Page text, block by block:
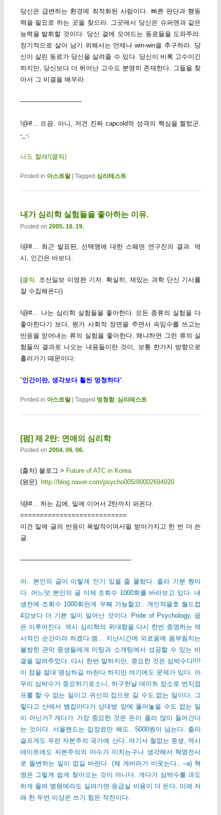
당신은 급변하는 환경에 최적화된 사람이다. 빠른 판단과 행동
력을 필요로 하는 곳을 찾으라. 그곳에서 당신은 슈퍼맨과 같은
능력을 발휘할 것이다. 당신 곁에 모여드는 동료들을 도와주라.
장기적으로 살아 남기 위해서는 언제나 win-win을 추구하라. 당
신이 살린 동료가 당신을 살려줄 수 있다. 당신이 비록 고수이긴
하지만, 당신보다 더 뛰어난 고수도 분명히 존재한다. 그들을 찾
아서 그 비결을 배우라.
—————————–
!@#… 뜨끔. 아니, 저건 진짜 capcold적 성격의 핵심을 찔렀군.
-_-;
나도 할래!(클릭)
Posted in 아스트랄 | Tagged 심리테스트
내가 심리학 실험들을 좋아하는 이유.
Posted on 2005. 10. 19.
!@#… 최근 발표된, 선택맹에 대한 스웨덴 연구진의 결과. 역
시, 인간은 바보다.
(클릭 . 조선일보 이영완 기자. 확실히, 재밌는 과학 단신 기사를
잘 수집해온다)
!@#… 나는 심리학 실험들을 좋아한다. 모든 종류의 실험을 다
좋아한다기 보다, 뭔가 사회적 장면을 주면서 속임수를 쓰고는
반응을 얻어내는 류의 실험을 좋아한다. 왜냐하면 그런 류의 실
험들의 결과로 나오는 내용들이란 것이, 보통 한가지 방향으로
흘러가기 때문이다:
“인간이란, 생각보다 훨씬 멍청하다“.
Posted in 아스트랄 Tagged 멍청함, 심리테스트
[펌] 제 2탄: 연애의 심리학
Posted on 2004. 06. 06.
(출처) 블로그 > Future of ATC in Korea
(원문) http://blog.naver.com/psycho005/80002694920
!@#… 하는 김에, 밑에 이어서 2탄까지 퍼온다.
===========================
이건 밑에 글의 반응이 폭발적이여서필 받아가지고 한 번 더 쓴
글.
—————————————————-
아.. 본인의 글이 이렇게 인기 있을 줄 몰랐다. 졸라 기분 짱이
다. 어느덧 본인의 글 이제 조회수 1000회를 바라보고 있다. 내
생전에 조회수 1000회란게 우째 가능할꼬.. 개인적을호 월드컵
4강보다 더 기쁜 일이 일어난 것이다. Pride of Psychology, 꿈
은 이루어진다. 역시 심리학의 위대함을 다시 한번 증명하는 역
사적인 순간이라 하겠다.엠… 지난시간에 외로움에 몸부림치는
불쌍한 관악 중생들에게 미팅과 소개팅에서 성공할 수 있는 비
결을 알려주었다. 다시 한번 말하지만, 중요한 것은 심박수다!!!!
이 점을 절대 명심하길 바란다.하지만 여기에도 문제가 있다. 아
무리 심박수가 중요하기로소니, 허구헌날 데이트 장소로 번지점
프를 할 수 없는 일이고 귀신의 집으로 갈 수도 없는 일이다. 그
렇다고 산에서 뱀잡아다가 상대방 앞에 풀어놓을 수도 없는 일
이 아닌가? 게다가 가장 중요한 것은 돈이 졸라 많이 들어간다
는 것이다. 서울랜드는 입장료만 해도.. 5000원이 넘는다. 졸라
슬프게도 우린 자본주의 국가에 산다. 여기서 철없는 중생, 역시
데이트에도 자본주의의 마수가 미치는구나 생각해서 혁명전사
로 돌변하는 일이 없길 바란다. (체 게바라가 비웃는다.. –a) 혁
명은 그렇게 쉽게 찾아오는 것이 아니다. 게다가 심박수를 과도
하게 올려 병원에라도 실려가면 응급실 비용이 더 든다. 이래 저
래 한 두번 이상은 쓰기 힘든 작전이다.